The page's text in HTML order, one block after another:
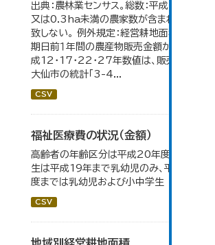
出典：農林業センサス。総数：平成7年までは
又は0.3ha未満の農家数が含まれているた
致しない。 例外規定：経営耕地面積が0.3ha
期日前１年間の農産物販売金額が50万円以
成12・17・22・27年数値は、販売農家のみ
大仙市の統計「3-4...
CSV
福祉医療費の状況（金額）
高齢者の年齢区分は平成20年度から変更
生は平成19年まで乳幼児のみ、平成20年
度までは乳幼児および小中学生
CSV